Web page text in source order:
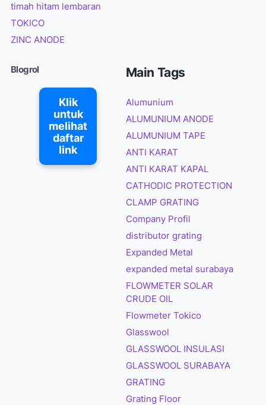
timah hitam lembaran
TOKICO
ZINC ANODE
Blogrol
Klik
untuk
melihat
daftar
link
Main Tags
Alumunium
ALUMUNIUM ANODE
ALUMUNIUM TAPE
ANTI KARAT
ANTI KARAT KAPAL
CATHODIC PROTECTION
CLAMP GRATING
Company Profil
distributor grating
Expanded Metal
expanded metal surabaya
FLOWMETER SOLAR
CRUDE OIL
Flowmeter Tokico
Glasswool
GLASSWOOL INSULASI
GLASSWOOL SURABAYA
GRATING
Grating Floor